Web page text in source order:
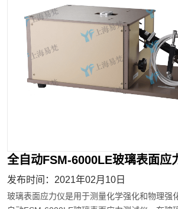
全自动FSM-6000LE玻璃表面应
发布时间：2021年02月10日
玻璃表面应力仪是用于测量化学强化和物理强